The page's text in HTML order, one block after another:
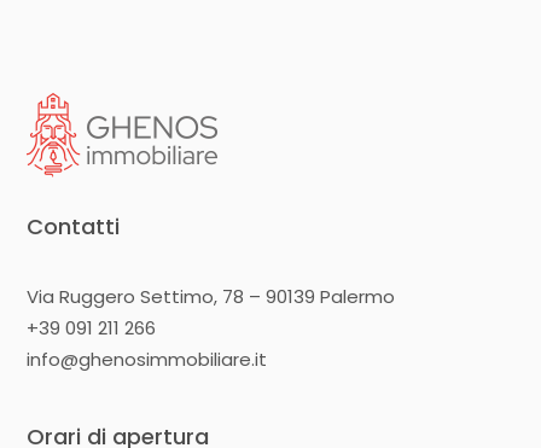
Contatti
Via Ruggero Settimo, 78 – 90139 Palermo
+39 091 211 266
info@ghenosimmobiliare.it
Orari di apertura